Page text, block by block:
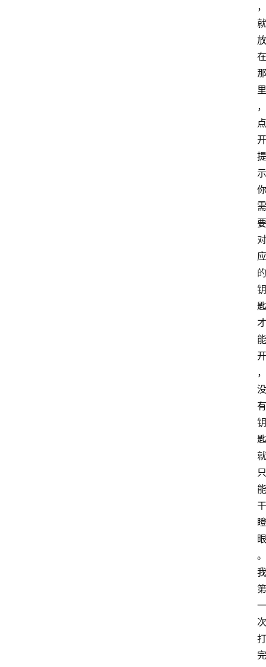
，
就
放
在
那
里
，
点
开
提
示
你
需
要
对
应
的
钥
匙
才
能
开
，
没
有
钥
匙
就
只
能
干
瞪
眼
。
我
第
一
次
打
完